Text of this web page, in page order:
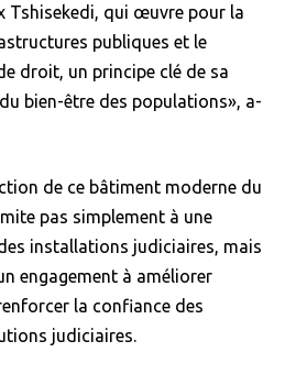
Tshisekedi, qui œuvre pour la
publiques et le
droit, un principe clé de sa
bien-être des populations», a-
de ce bâtiment moderne du
pas simplement à une
installations judiciaires, mais
engagement à améliorer
la confiance des
judiciaires.